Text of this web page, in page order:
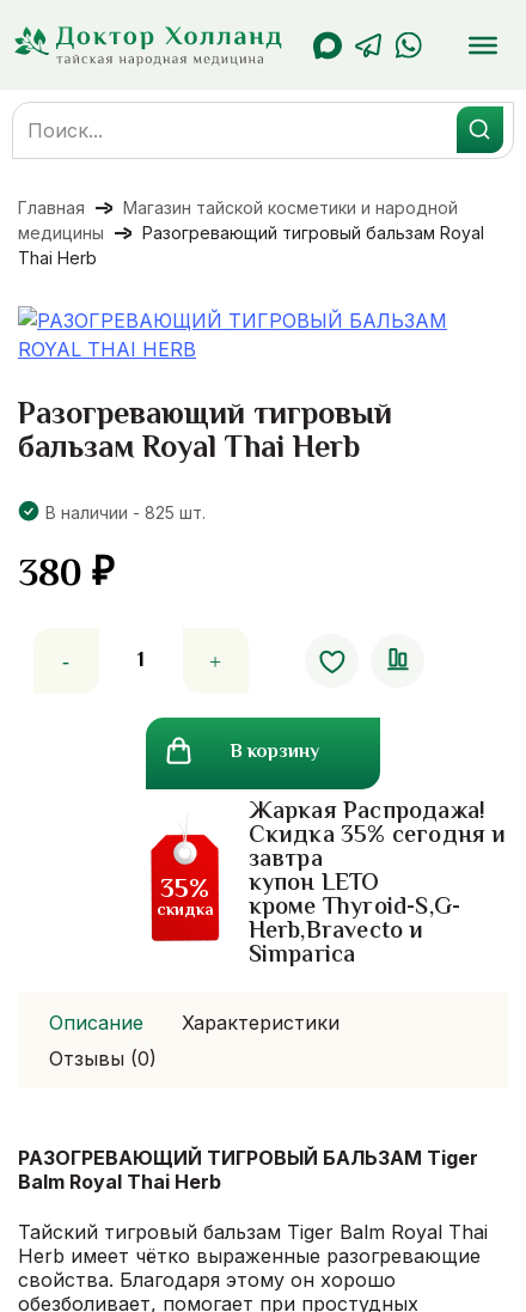
содержанию
Search
for:
Главная
Магазин тайской косметики и народной
медицины
Разогревающий тигровый бальзам Royal
Thai Herb
Разогревающий тигровый
бальзам Royal Thai Herb
В наличии - 825 шт.
380₽
товара
В корзину
Жаркая Распродажа!
Скидка 35% сегодня и
завтра
купон LETO
кроме Thyroid-S,G-
Herb,Bravecto и
Simparica
35%
скидка
Описание
Характеристики
Отзывы (0)
РАЗОГРЕВАЮЩИЙ ТИГРОВЫЙ БАЛЬЗАМ Tiger
Balm Royal Thai Herb
Тайский тигровый бальзам Tiger Balm Royal Thai
Herb имеет чётко выраженные разогревающие
свойства. Благодаря этому он хорошо
обезболивает, помогает при простудных